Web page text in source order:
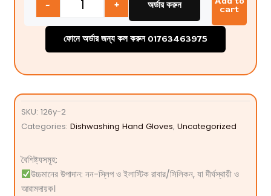
- + অর্ডার করুন cart
ফোনে অর্ডার জন্য কল করুন 01763463975
SKU: 126y-2
Categories: Dishwashing Hand Gloves, Uncategorized
বৈশিষ্ট্যসমূহ:
উচ্চমানের উপাদান: নন-স্লিপ ও ইলাস্টিক রাবার/সিলিকন, যা দীর্ঘস্থায়ী ও
আরামদায়ক।